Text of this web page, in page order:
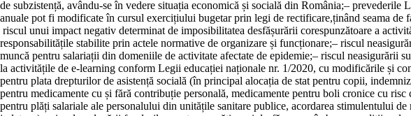
de subzistență, avându-se în vedere situația economică și socială din România;– prevederile
anuale pot fi modificate în cursul exercițiului bugetar prin legi de rectificare,ținând seama de
riscul unui impact negativ determinat de imposibilitatea desfășurării corespunzătoare a
responsabilitățile stabilite prin actele normative de organizare și funcționare;– riscul
muncă pentru salariații din domeniile de activitate afectate de epidemie;– riscul neasigurării
la activitățile de e-learning conform Legii educației naționale nr. 1/2020, cu modificările și
pentru plata drepturilor de asistență socială (în principal alocația de stat pentru copii,
pentru medicamente cu și fără contribuție personală, medicamente pentru boli cronice cu
pentru plăți salariale ale personalului din unitățile sanitare publice, acordarea stimulentului